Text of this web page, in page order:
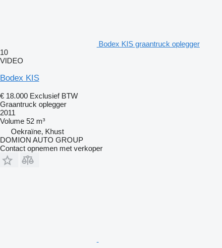
Bodex KIS graantruck oplegger
10
VIDEO
Bodex KIS
€ 18.000 Exclusief BTW
Graantruck oplegger
2011
Volume 52 m³
Oekraïne, Khust
DOMION AUTO GROUP
Contact opnemen met verkoper